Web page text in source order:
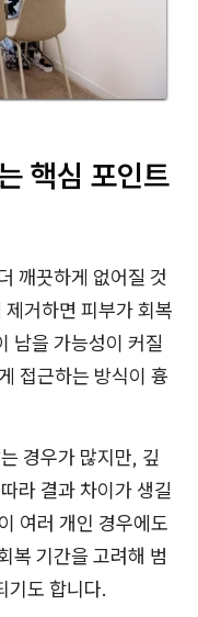
핵심 포인트
깨끗하게 없어질 것
거하면 피부가 회복
남을 가능성이 커질
접근하는 방식이 흉
경우가 많지만, 깊
라 결과 차이가 생길
여러 개인 경우에도
복 기간을 고려해 범
기도 합니다.